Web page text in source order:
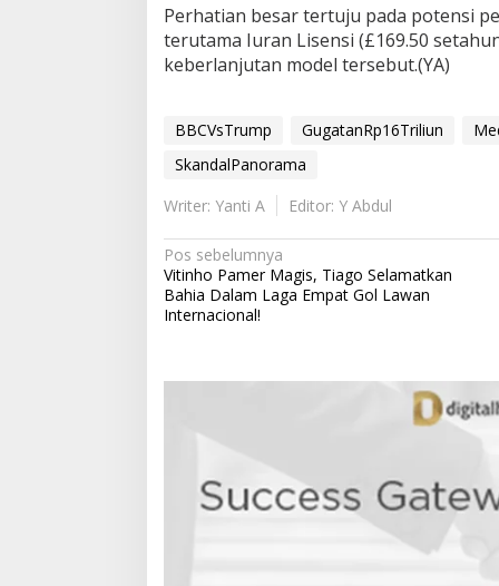
Perhatian besar tertuju pada potensi
terutama Iuran Lisensi (£169.50
keberlanjutan model tersebut.(YA)
BBCVsTrump GugatanRp16Triliun
SkandalPanorama
Writer: Yanti A
Editor: Y Abdul
N
a
v
g
Pos sebelumnya
Vitinho Pamer Magis, Tiago Selamatkan
Bahia Dalam Laga Empat Gol Lawan
Internacional!